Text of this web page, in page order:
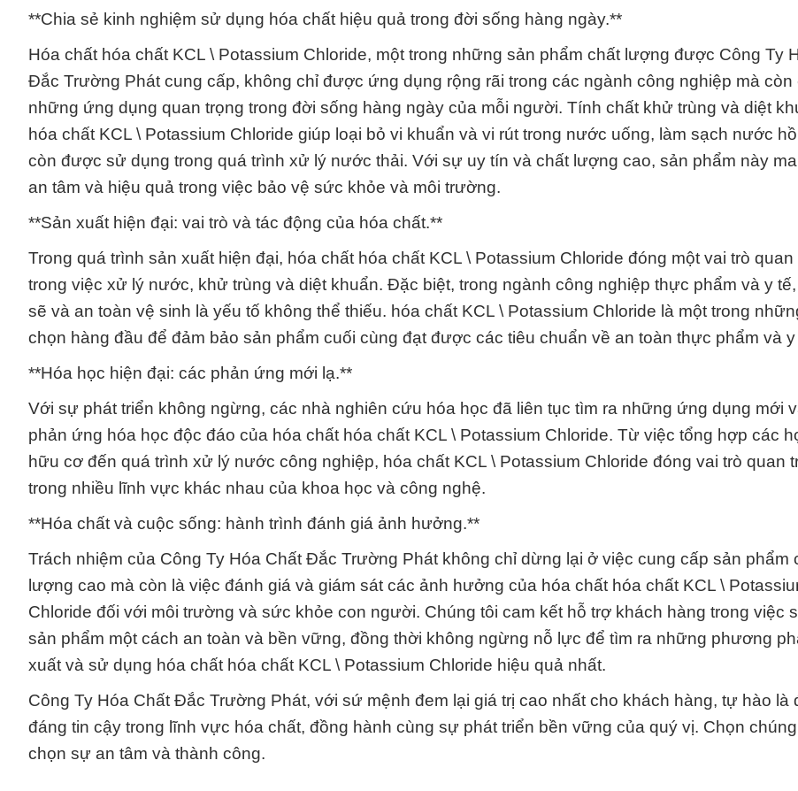
**Chia sẻ kinh nghiệm sử dụng hóa chất hiệu quả trong đời sống hàng ngày.**
Hóa chất hóa chất KCL \ Potassium Chloride, một trong những sản phẩm chất lượng được Công Ty
Đắc Trường Phát cung cấp, không chỉ được ứng dụng rộng rãi trong các ngành công nghiệp mà còn
những ứng dụng quan trọng trong đời sống hàng ngày của mỗi người. Tính chất khử trùng và diệt
hóa chất KCL \ Potassium Chloride giúp loại bỏ vi khuẩn và vi rút trong nước uống, làm sạch nước
còn được sử dụng trong quá trình xử lý nước thải. Với sự uy tín và chất lượng cao, sản phẩm này
an tâm và hiệu quả trong việc bảo vệ sức khỏe và môi trường.
**Sản xuất hiện đại: vai trò và tác động của hóa chất.**
Trong quá trình sản xuất hiện đại, hóa chất hóa chất KCL \ Potassium Chloride đóng một vai trò quan
trong việc xử lý nước, khử trùng và diệt khuẩn. Đặc biệt, trong ngành công nghiệp thực phẩm và y
sẽ và an toàn vệ sinh là yếu tố không thể thiếu. hóa chất KCL \ Potassium Chloride là một trong
chọn hàng đầu để đảm bảo sản phẩm cuối cùng đạt được các tiêu chuẩn về an toàn thực phẩm và y
**Hóa học hiện đại: các phản ứng mới lạ.**
Với sự phát triển không ngừng, các nhà nghiên cứu hóa học đã liên tục tìm ra những ứng dụng mới
phản ứng hóa học độc đáo của hóa chất hóa chất KCL \ Potassium Chloride. Từ việc tổng hợp các
hữu cơ đến quá trình xử lý nước công nghiệp, hóa chất KCL \ Potassium Chloride đóng vai trò quan
trong nhiều lĩnh vực khác nhau của khoa học và công nghệ.
**Hóa chất và cuộc sống: hành trình đánh giá ảnh hưởng.**
Trách nhiệm của Công Ty Hóa Chất Đắc Trường Phát không chỉ dừng lại ở việc cung cấp sản phẩm
lượng cao mà còn là việc đánh giá và giám sát các ảnh hưởng của hóa chất hóa chất KCL \
Chloride đối với môi trường và sức khỏe con người. Chúng tôi cam kết hỗ trợ khách hàng trong việc
sản phẩm một cách an toàn và bền vững, đồng thời không ngừng nỗ lực để tìm ra những phương
xuất và sử dụng hóa chất hóa chất KCL \ Potassium Chloride hiệu quả nhất.
Công Ty Hóa Chất Đắc Trường Phát, với sứ mệnh đem lại giá trị cao nhất cho khách hàng, tự hào là
đáng tin cậy trong lĩnh vực hóa chất, đồng hành cùng sự phát triển bền vững của quý vị. Chọn
chọn sự an tâm và thành công.